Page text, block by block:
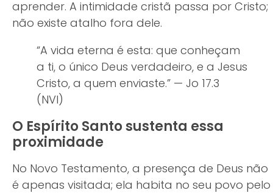
aprender. A intimidade cristã passa por Cristo;
não existe atalho fora dele.
“A vida eterna é esta: que conheçam
a ti, o único Deus verdadeiro, e a Jesus
Cristo, a quem enviaste.” — Jo 17.3
(NVI)
O Espírito Santo sustenta essa
proximidade
No Novo Testamento, a presença de Deus não
é apenas visitada; ela habita no seu povo pelo